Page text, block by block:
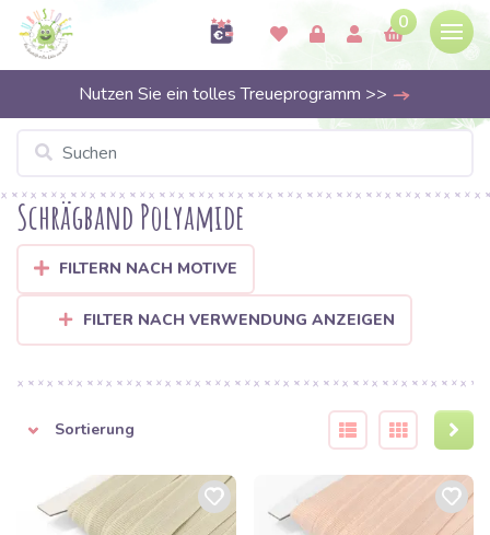
0
Nutzen Sie ein tolles Treueprogramm >>
Schrägband Polyamide
FILTERN NACH MOTIVE
FILTER NACH VERWENDUNG ANZEIGEN
Sortierung